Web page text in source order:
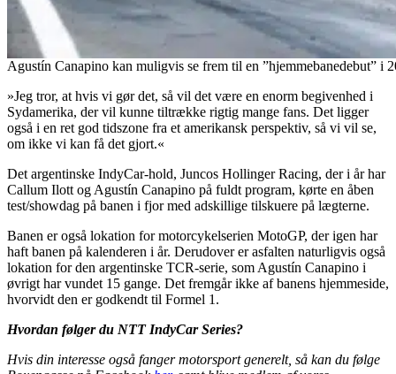
Agustín Canapino kan muligvis se frem til en ”hjemmebanedebut” i
»Jeg tror, at hvis vi gør det, så vil det være en enorm begivenhed i
Sydamerika, der vil kunne tiltrække rigtig mange fans. Det ligger
også i en ret god tidszone fra et amerikansk perspektiv, så vi vil se,
om ikke vi kan få det gjort.«
Det argentinske IndyCar-hold, Juncos Hollinger Racing, der i år har
Callum Ilott og Agustín Canapino på fuldt program, kørte en åben
test/showdag på banen i fjor med adskillige tilskuere på lægterne.
Banen er også lokation for motorcykelserien MotoGP, der igen har
haft banen på kalenderen i år. Derudover er asfalten naturligvis også
lokation for den argentinske TCR-serie, som Agustín Canapino i
øvrigt har vundet 15 gange. Det fremgår ikke af banens hjemmeside,
hvorvidt den er godkendt til Formel 1.
Hvordan følger du NTT IndyCar Series?
Hvis din interesse også fanger motorsport generelt, så kan du følge